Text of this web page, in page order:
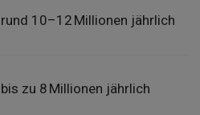
rund 10–12 Millionen jährlich
bis zu 8 Millionen jährlich